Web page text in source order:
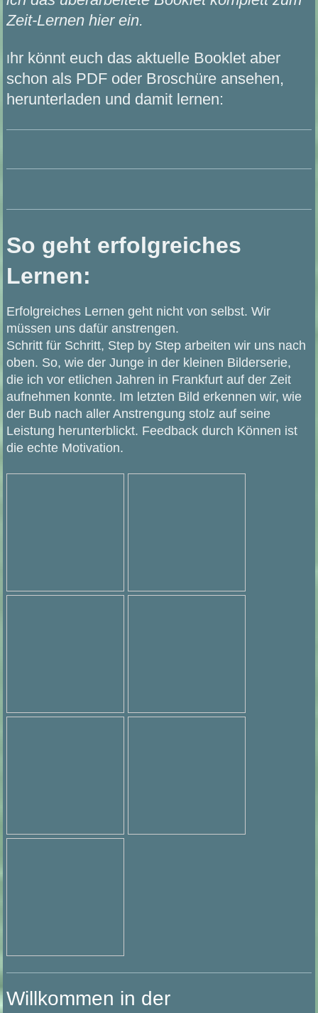
Zeit-Lernen hier ein.
I hr könnt euch das aktuelle Booklet aber
schon als PDF oder Broschüre ansehen,
herunterladen und damit lernen:
So geht erfolgreiches
Lernen:
Erfolgreiches Lernen geht nicht von selbst. Wir
müssen uns dafür anstrengen.
Schritt für Schritt, Step by Step arbeiten wir uns nach
oben. So, wie der Junge in der kleinen Bilderserie,
die ich vor etlichen Jahren in Frankfurt auf der Zeit
aufnehmen konnte. Im letzten Bild erkennen wir, wie
der Bub nach aller Anstrengung stolz auf seine
Leistung herunterblickt. Feedback durch Können ist
die echte Motivation.
Willkommen in der